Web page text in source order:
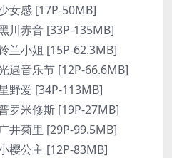
女感 [17P-50MB]
川赤音 [33P-135MB]
兰小姐 [15P-62.3MB]
遇音乐节 [12P-66.6MB]
野爱 [34P-113MB]
罗米修斯 [19P-27MB]
井菊里 [29P-99.5MB]
樱公主 [12P-83MB]